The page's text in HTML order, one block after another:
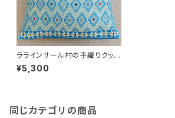
ララインサール村の手織りクッシ
ョンカバー /215a/ MEXICO メ
キシコ
¥5,300
同じカテゴリの商品